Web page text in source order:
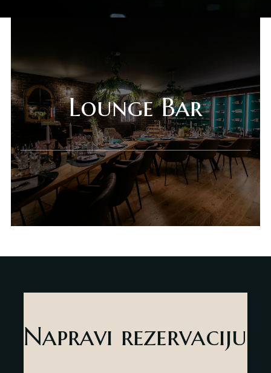
Lounge Bar
Napravi rezervaciju